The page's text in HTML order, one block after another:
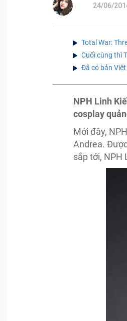
24/06/
Total War:
Cuối cùng thì
Đã có bản
NPH Linh
cosplay
Mới đây, NPH
Andrea.
sắp tới, NPH